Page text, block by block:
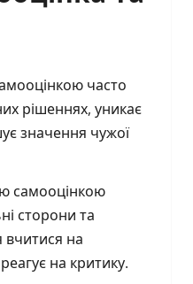
часто
рішеннях, уникає
значення чужої
самооцінкою
сторони та
вчитися на
на критику.